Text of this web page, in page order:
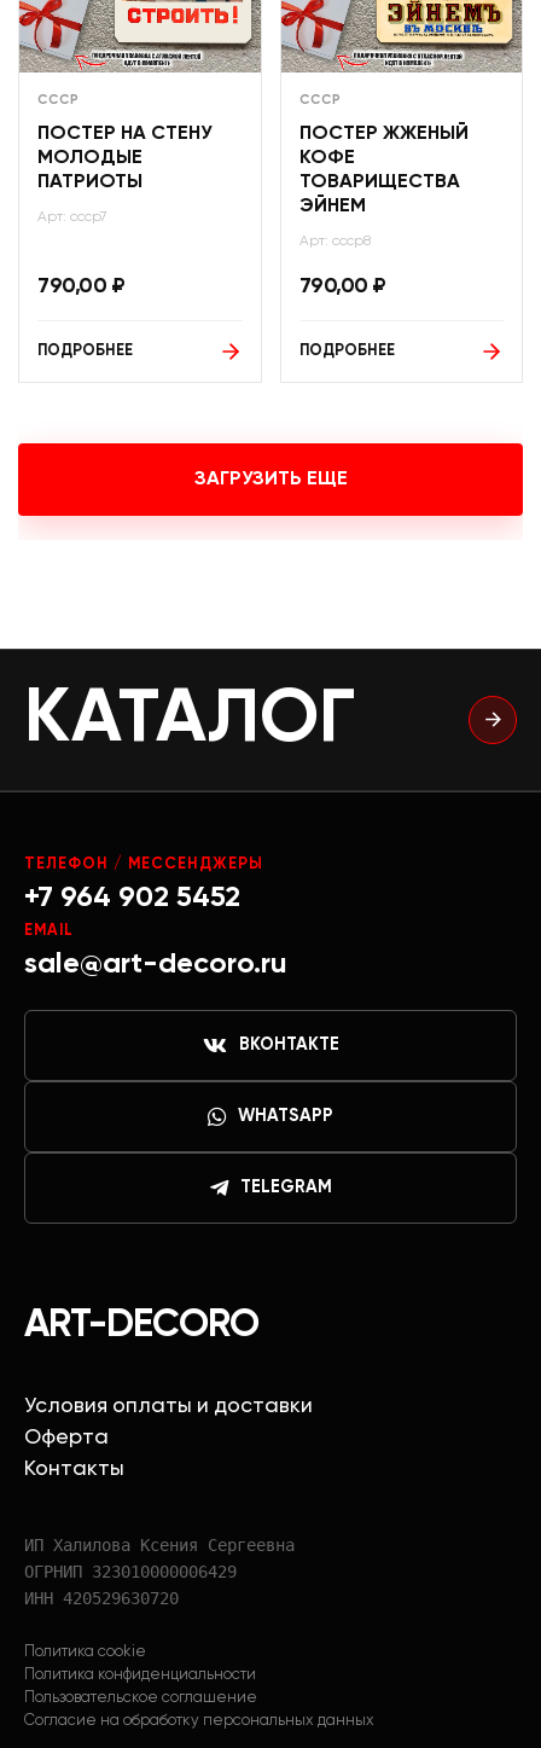
СССР
ПОСТЕР НА СТЕНУ
МОЛОДЫЕ
ПАТРИОТЫ
Арт: ссср7
790,00 ₽
ПОДРОБНЕЕ
СССР
ПОСТЕР ЖЖЕНЫЙ
КОФЕ
ТОВАРИЩЕСТВА
ЭЙНЕМ
Арт: ссср8
790,00 ₽
ПОДРОБНЕЕ
ЗАГРУЗИТЬ ЕЩЕ
КАТАЛОГ
ART-DECORO
Условия оплаты и доставки
Оферта
Контакты
ИП Халилова Ксения Сергеевна
ОГРНИП 323010000006429
ИНН 420529630720
Политика cookie
Политика конфиденциальности
Пользовательское соглашение
Согласие на обработку персональных данных
ТЕЛЕФОН / МЕССЕНДЖЕРЫ
+7 964 902 5452
EMAIL
sale@art-decoro.ru
ВКОНТАКТЕ
WHATSAPP
TELEGRAM